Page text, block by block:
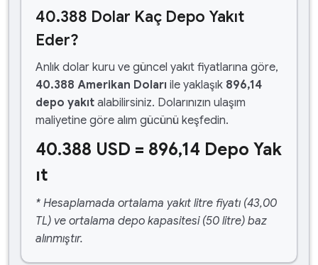
40.388 Dolar Kaç Depo Yakıt
Eder?
Anlık dolar kuru ve güncel yakıt fiyatlarına göre,
40.388 Amerikan Doları ile yaklaşık 896,14
depo yakıt alabilirsiniz. Dolarınızın ulaşım
maliyetine göre alım gücünü keşfedin.
40.388 USD = 896,14 Depo Yak
ıt
* Hesaplamada ortalama yakıt litre fiyatı (43,00
TL) ve ortalama depo kapasitesi (50 litre) baz
alınmıştır.